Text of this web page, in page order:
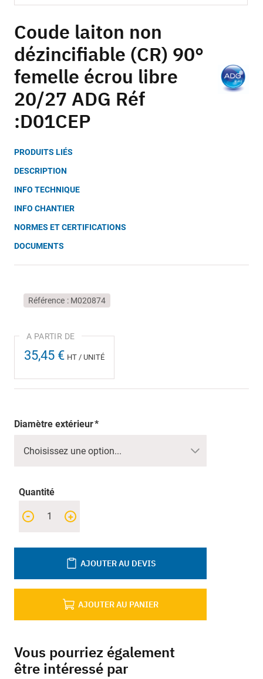
to
the
beginning
of
the
images
gallery
Coude laiton non
dézincifiable (CR) 90°
femelle écrou libre
20/27 ADG Réf
:D01CEP
PRODUITS LIÉS
DESCRIPTION
INFO TECHNIQUE
INFO CHANTIER
NORMES ET CERTIFICATIONS
DOCUMENTS
Référence M020874
35,45 € HT / UNITÉ
Diamètre extérieur
Quantité
+
-
AJOUTER AU PANIER
AJOUTER AU DEVIS
Vous pourriez également
être intéressé par